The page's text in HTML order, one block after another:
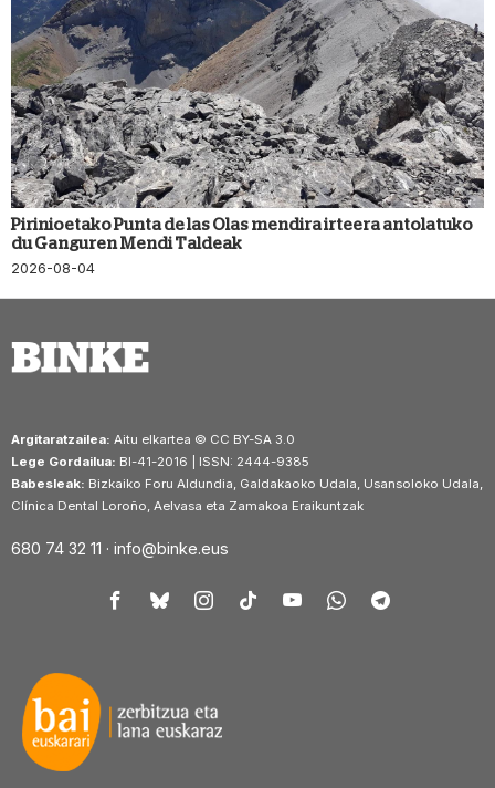
Pirinioetako Punta de las Olas mendira irteera antolatuko
du Ganguren Mendi Taldeak
2026-08-04
Argitaratzailea: Aitu elkartea © CC BY-SA 3.0
Lege Gordailua: BI-41-2016 | ISSN: 2444-9385
Babesleak: Bizkaiko Foru Aldundia, Galdakaoko Udala, Usansoloko Udala,
Clínica Dental Loroño, Aelvasa eta Zamakoa Eraikuntzak
680 74 32 11 · info@binke.eus